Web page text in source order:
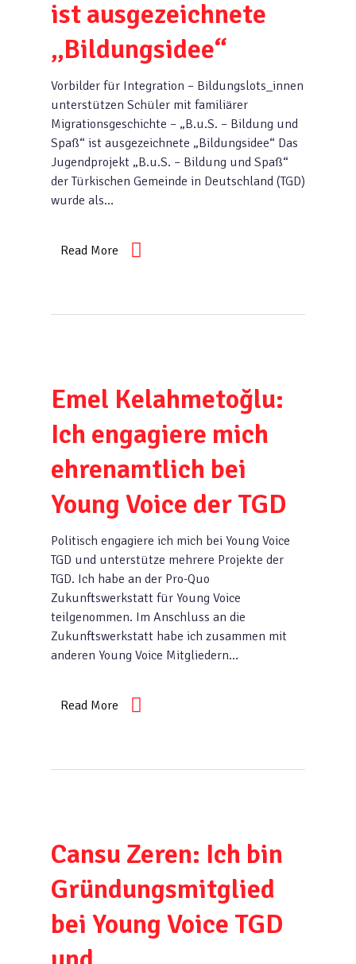
ist ausgezeichnete
„Bildungsidee“
Vorbilder für Integration – Bildungslots_innen
unterstützen Schüler mit familiärer
Migrationsgeschichte – „B.u.S. – Bildung und
Spaß“ ist ausgezeichnete „Bildungsidee“ Das
Jugendprojekt „B.u.S. – Bildung und Spaß“
der Türkischen Gemeinde in Deutschland (TGD)
wurde als…
Read More
Emel Kelahmetoğlu:
Ich engagiere mich
ehrenamtlich bei
Young Voice der TGD
Politisch engagiere ich mich bei Young Voice
TGD und unterstütze mehrere Projekte der
TGD. Ich habe an der Pro-Quo
Zukunftswerkstatt für Young Voice
teilgenommen. Im Anschluss an die
Zukunftswerkstatt habe ich zusammen mit
anderen Young Voice Mitgliedern…
Read More
Cansu Zeren: Ich bin
Gründungsmitglied
bei Young Voice TGD